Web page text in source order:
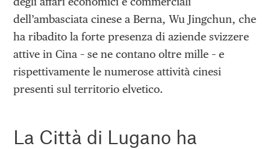
dell’ambasciata cinese a Berna, Wu Jingchun, che
ha ribadito la forte presenza di aziende svizzere
attive in Cina – se ne contano oltre mille – e
rispettivamente le numerose attività cinesi
presenti sul territorio elvetico.
La Città di Lugano ha